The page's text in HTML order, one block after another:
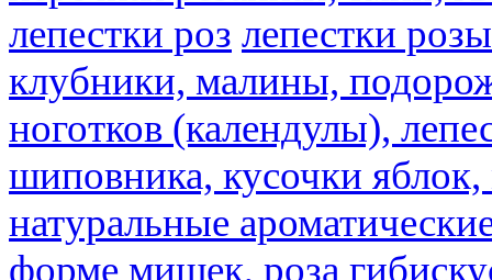
лепестки роз лепестки розы
клубники, малины,
ноготков (календулы),
шиповника, кусочки
натуральные
форме мишек, роза